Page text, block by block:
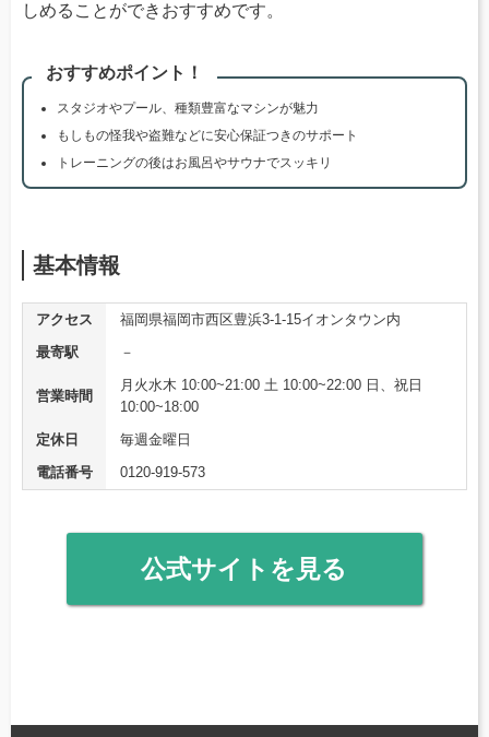
しめることができおすすめです。
おすすめポイント！
スタジオやプール、種類豊富なマシンが魅力
もしもの怪我や盗難などに安心保証つきのサポート
トレーニングの後はお風呂やサウナでスッキリ
基本情報
アクセス
福岡県福岡市西区豊浜3-1-15イオンタウン内
最寄駅
－
営業時間
月火水木 10:00~21:00 土 10:00~22:00 日、祝日
10:00~18:00
定休日
毎週金曜日
電話番号
0120-919-573
公式サイトを見る